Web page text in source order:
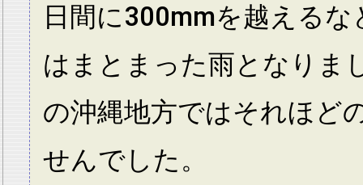
日間に300mmを越える
はまとまった雨となりま
の沖縄地方ではそれほど
せんでした。